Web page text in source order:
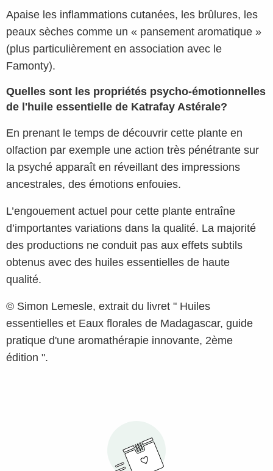
Apaise les inflammations cutanées, les brûlures, les
peaux sèches comme un « pansement aromatique »
(plus particulièrement en association avec le
Famonty).
Quelles sont les propriétés psycho-émotionnelles
de l'huile essentielle de Katrafay Astérale?
En prenant le temps de découvrir cette plante en
olfaction par exemple une action très pénétrante sur
la psyché apparaît en réveillant des impressions
ancestrales, des émotions enfouies.
L’engouement actuel pour cette plante entraîne
d’importantes variations dans la qualité. La majorité
des productions ne conduit pas aux effets subtils
obtenus avec des huiles essentielles de haute
qualité.
© Simon Lemesle, extrait du livret " Huiles
essentielles et Eaux florales de Madagascar, guide
pratique d'une aromathérapie innovante, 2ème
édition ".